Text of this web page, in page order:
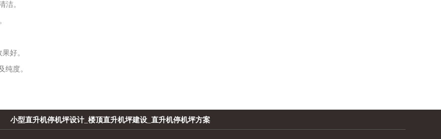
洁。
好。
纯度。
小型直升机停机坪设计_ 楼顶直升机坪建设 直升机停机坪方案